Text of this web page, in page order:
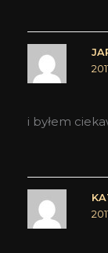
i byłem